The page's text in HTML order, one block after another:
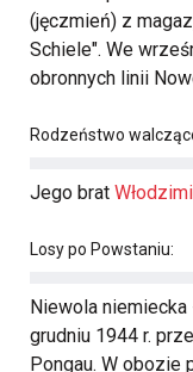
(jęczmień) z
Schiele". We
obronnych linii
Rodzeństwo
Jego brat
Losy po Powstaniu:
Niewola niemiecka
grudniu 1944 r.
Pongau. W obozie